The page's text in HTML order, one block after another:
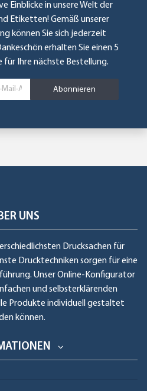
Einblicke in unsere Welt der
Etiketten! Gemäß unserer
können Sie sich jederzeit
erhalten Sie einen 5
Ihre nächste Bestellung.
Abonnieren
UNS
Drucksachen für
Drucktechniken sorgen für eine
Unser Online-Konfigurator
und selbsterklärenden
Produkte individuell gestaltet
können.